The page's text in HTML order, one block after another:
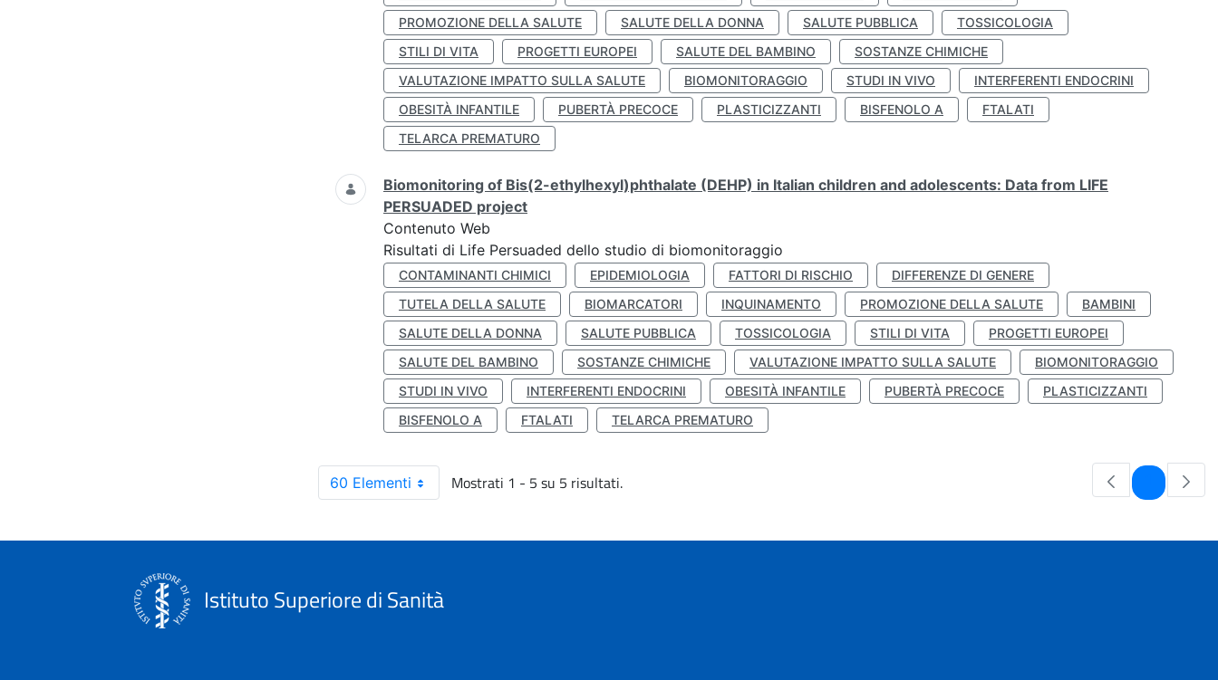
PROMOZIONE DELLA SALUTE
SALUTE DELLA DONNA SALUTE PUBBLICA
TOSSICOLOGIA
STILI DI VITA
PROGETTI EUROPEI SALUTE DEL BAMBINO
SOSTANZE CHIMICHE
VALUTAZIONE IMPATTO SULLA SALUTE
BIOMONITORAGGIO STUDI IN VIVO
INTERFERENTI ENDOCRINI
OBESITÀ INFANTILE
PUBERTÀ PRECOCE PLASTICIZZANTI BISFENOLO A
FTALATI
TELARCA PREMATURO
Biomonitoring of Bis(2-ethylhexyl)phthalate (DEHP) in Italian children and adolescents: Data from LIFE
PERSUADED project
Contenuto Web
Risultati di Life Persuaded dello studio di biomonitoraggio
CONTAMINANTI CHIMICI EPIDEMIOLOGIA FATTORI DI RISCHIO
DIFFERENZE DI GENERE
TUTELA DELLA SALUTE
BIOMARCATORI INQUINAMENTO PROMOZIONE DELLA SALUTE
BAMBINI
SALUTE DELLA DONNA
SALUTE PUBBLICA TOSSICOLOGIA STILI DI VITA
PROGETTI EUROPEI
SALUTE DEL BAMBINO
SOSTANZE CHIMICHE VALUTAZIONE IMPATTO SULLA SALUTE
BIOMONITORAGGIO
STUDI IN VIVO
INTERFERENTI ENDOCRINI OBESITÀ INFANTILE PUBERTÀ PRECOCE
PLASTICIZZANTI
BISFENOLO A
FTALATI TELARCA PREMATURO
60 Elementi Mostrati 1 - 5 su 5 risultati. Pagina
Istituto Superiore di Sanità